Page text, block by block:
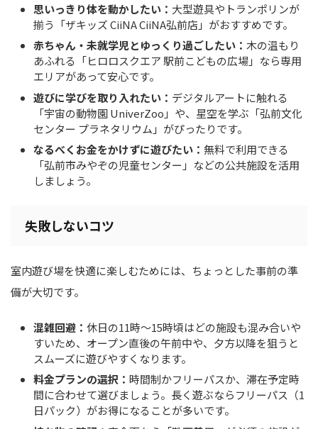
思いっきり体を動かしたい： 大型遊具やトランポリンが
揃う「ザキッズ CiiNA CiiNA弘前店」がおすすめです。
赤ちゃん・未就学児とゆっくり過ごしたい： 木の温もり
あふれる「ヒロロスクエア 駅前こどもの広場」なら専用
エリアがあって安心です。
遊びに学びを取り入れたい： デジタルアートに触れる
「宇宙の動物園 UniverZoo」や、星空を学ぶ「弘前文化
センター プラネタリウム」がぴったりです。
なるべくお金をかけずに遊びたい： 無料で利用できる
「弘前市みやぞの児童センター」などの公共施設を活用
しましょう。
失敗しないコツ
室内遊び場を快適に楽しむためには、ちょっとした事前の準
備が大切です。
混雑回避： 休日の11時〜15時頃はどの施設も混み合いや
すいため、オープン直後の午前中や、夕方以降を狙うと
スムーズに遊びやすくなります。
料金プランの選択： 時間制かフリーパスか、滞在予定時
間に合わせて選びましょう。長く遊ぶならフリーパス（1
日パック）がお得になることが多いです。